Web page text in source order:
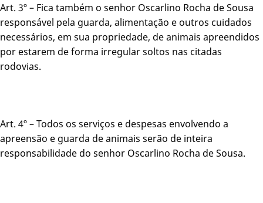
Art. 3º – Fica também o senhor Oscarlino Rocha de Sousa
responsável pela guarda, alimentação e outros cuidados
necessários, em sua propriedade, de animais apreendidos
por estarem de forma irregular soltos nas citadas
rodovias.
Art. 4º – Todos os serviços e despesas envolvendo a
apreensão e guarda de animais serão de inteira
responsabilidade do senhor Oscarlino Rocha de Sousa.